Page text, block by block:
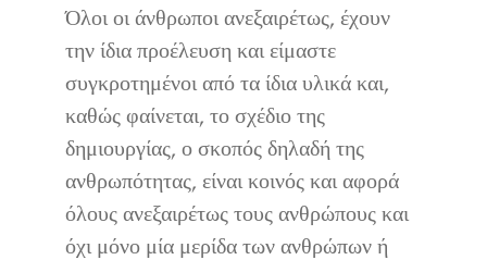
Όλοι οι άνθρωποι ανεξαιρέτως, έχουν
την ίδια προέλευση και είμαστε
συγκροτημένοι από τα ίδια υλικά και,
καθώς φαίνεται, το σχέδιο της
δημιουργίας, ο σκοπός δηλαδή της
ανθρωπότητας, είναι κοινός και αφορά
όλους ανεξαιρέτως τους ανθρώπους και
όχι μόνο μία μερίδα των ανθρώπων ή